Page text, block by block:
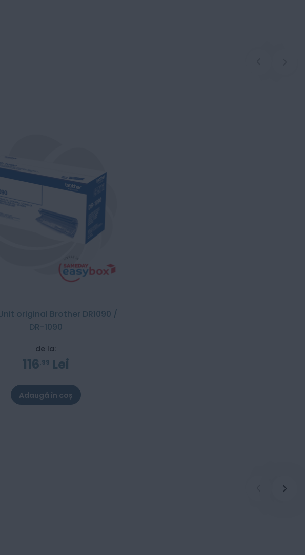
original Brother DR1090 /
DR-1090
de la:
116 99 Lei
Adaugă în coș